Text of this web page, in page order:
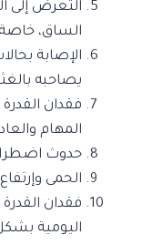
التعرض إلى
الساق،
الإصابة
يصاحبه
فقدان
المهام
حدوث
الحمى
فقدان
اليومية